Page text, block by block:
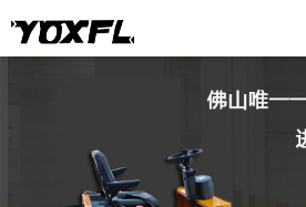
网站导航
新闻动态